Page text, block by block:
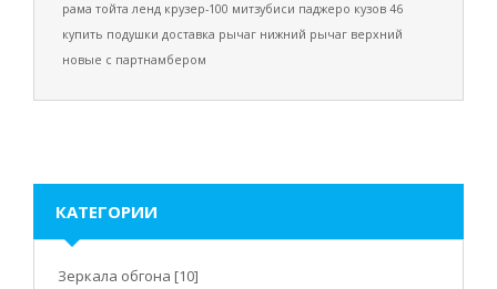
рама тойта ленд крузер-100 митзубиси паджеро кузов 46
купить подушки доставка рычаг нижний рычаг верхний
новые с партнамбером
КАТЕГОРИИ
Зеркала обгона [10]